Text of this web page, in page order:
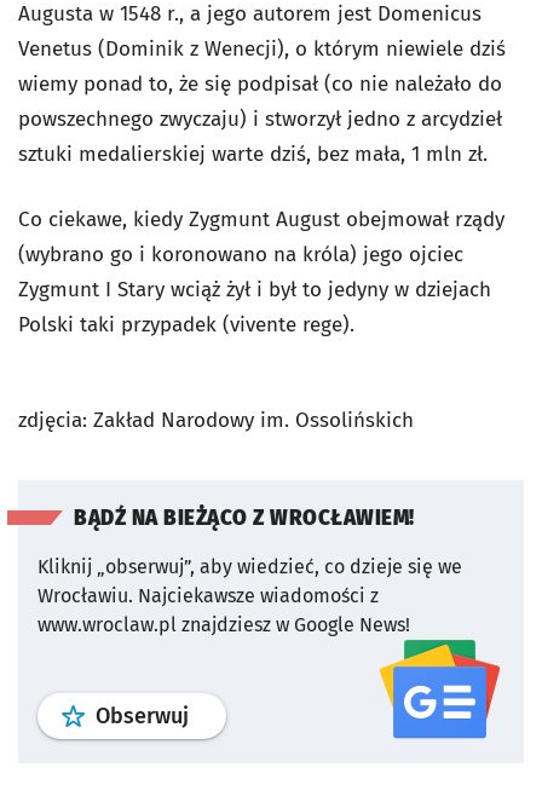
Augusta w 1548 r., a jego autorem jest Domenicus
Venetus (Dominik z Wenecji), o którym niewiele dziś
wiemy ponad to, że się podpisał (co nie należało do
powszechnego zwyczaju) i stworzył jedno z arcydzieł
sztuki medalierskiej warte dziś, bez mała, 1 mln zł.
Co ciekawe, kiedy Zygmunt August obejmował rządy
(wybrano go i koronowano na króla) jego ojciec
Zygmunt I Stary wciąż żył i był to jedyny w dziejach
Polski taki przypadek (vivente rege).
zdjęcia: Zakład Narodowy im. Ossolińskich
BĄDŹ NA BIEŻĄCO Z WROCŁAWIEM!
Kliknij „obserwuj”, aby wiedzieć, co dzieje się we
Wrocławiu. Najciekawsze wiadomości z
www.wroclaw.pl znajdziesz w Google News!
Obserwuj profil serwisu